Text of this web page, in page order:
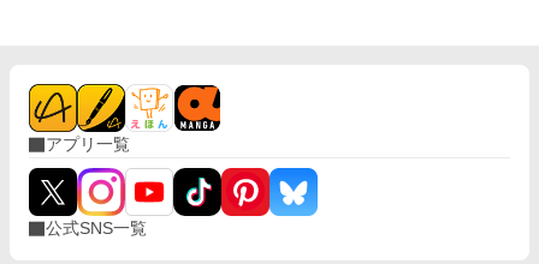
アプリ一覧
公式SNS一覧